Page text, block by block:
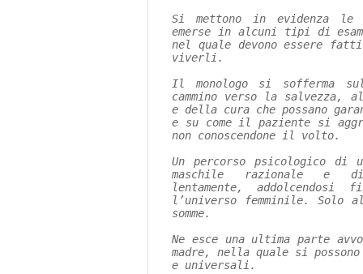
Si mettono in evidenza le
emerse in alcuni tipi di
nel quale devono essere
viverli.
Il monologo si sofferma
cammino verso la
e della cura che possano
e su come il paziente si
non conoscendone il volto.
Un percorso psicologico di
maschile razionale e
lentamente,
l’universo femminile.
somme.
Ne esce una ultima parte
madre, nella quale si
e universali.